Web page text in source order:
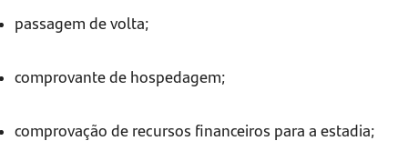
passagem de volta;
comprovante de hospedagem;
comprovação de recursos financeiros para a estadia;